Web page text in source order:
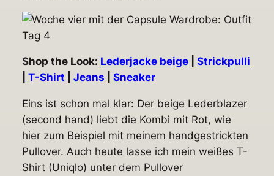
Shop the Look: Lederjacke beige| Strickpulli
T-Shirt Jeans Sneaker
Eins ist schon mal klar: Der beige Lederblazer
(second hand) liebt die Kombi mit Rot, wie
hier zum Beispiel mit meinem handgestrickten
Pullover. Auch heute lasse ich mein weißes T-
Shirt (Uniqlo) unter dem Pullover